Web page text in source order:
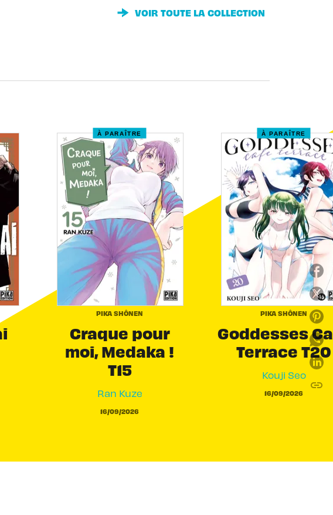
VOIR TOUTE LA COLLECTION
À PARAÎTRE
PIKA SHÔNEN
Craque pour
moi, Medaka !
T15
Ran Kuze
16/09/2026
À PARAÎTRE
PIKA SHÔNEN
Goddesses
Terrace T20
Kouji Seo
16/09/2026
link